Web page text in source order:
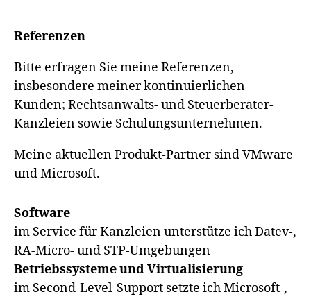
Referenzen
Bitte erfragen Sie meine Referenzen,
insbesondere meiner kontinuierlichen
Kunden; Rechtsanwalts- und Steuerberater-
Kanzleien sowie Schulungsunternehmen.
Meine aktuellen Produkt-Partner sind VMware
und Microsoft.
Software
im Service für Kanzleien unterstütze ich Datev-,
RA-Micro- und STP-Umgebungen
Betriebssysteme und Virtualisierung
im Second-Level-Support setzte ich Microsoft-,